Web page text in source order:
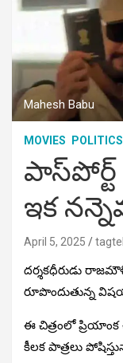
Mahesh Babu
MOVIES POLITICS
పాస్‌పోర్ట్‌
ఇక
April 5, 2025
దర్శకధీరుడు
రూపొందుతున్న
ఈ చిత్రంలో ప్రియాంక
కీలక పాత్రలు